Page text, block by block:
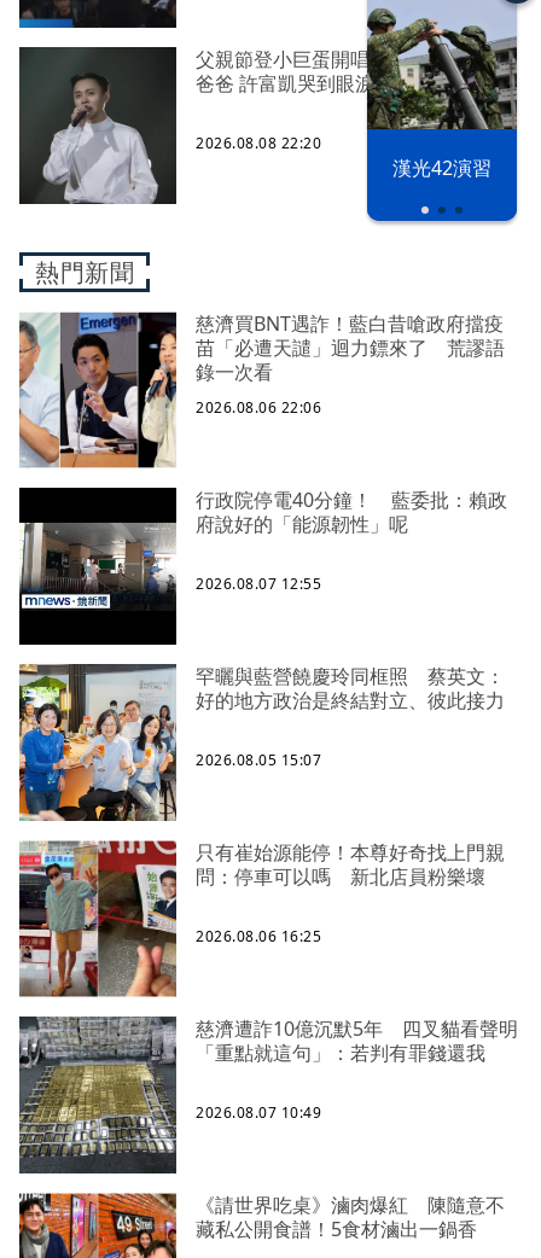
漢光42演習
父親節登小巨蛋開唱 想到離世三年的
爸爸 許富凱哭到眼淚鼻涕直流
2026.08.08 22:20
熱門新聞
慈濟買BNT遇詐！藍白昔嗆政府擋疫
苗「必遭天譴」迴力鏢來了 荒謬語
錄一次看
2026.08.06 22:06
行政院停電40分鐘！ 藍委批：賴政
府說好的「能源韌性」呢
2026.08.07 12:55
罕曬與藍營饒慶玲同框照 蔡英文：
好的地方政治是終結對立、彼此接力
2026.08.05 15:07
只有崔始源能停！本尊好奇找上門親
問：停車可以嗎 新北店員粉樂壞
2026.08.06 16:25
慈濟遭詐10億沉默5年 四叉貓看聲明
「重點就這句」：若判有罪錢還我
2026.08.07 10:49
《請世界吃桌》滷肉爆紅 陳隨意不
藏私公開食譜！5食材滷出一鍋香